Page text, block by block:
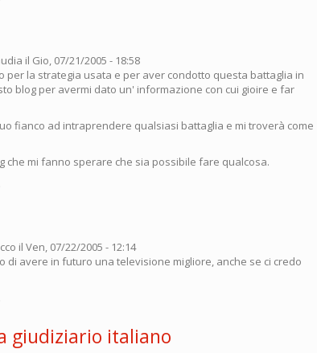
il Gio, 07/21/2005 - 18:58
per la strategia usata e per aver condotto questa battaglia in
blog per avermi dato un' informazione con cui gioire e far
fianco ad intraprendere qualsiasi battaglia e mi troverà come
che mi fanno sperare che sia possibile fare qualcosa.
il Ven, 07/22/2005 - 12:14
di avere in futuro una televisione migliore, anche se ci credo
giudiziario italiano